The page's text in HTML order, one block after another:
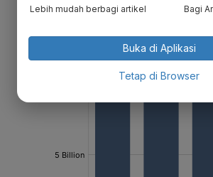
Lebih mudah berbagi artikel Bagi
Buka di Aplikasi
Tetap di Browser